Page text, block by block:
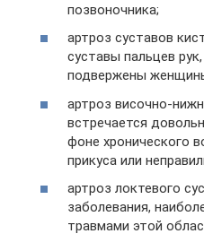
позвоночника;
артроз суставов
суставы пальцев
подвержены
артроз височно-
встречается
фоне хронического
прикуса или
артроз локтевого
заболевания,
травмами этой